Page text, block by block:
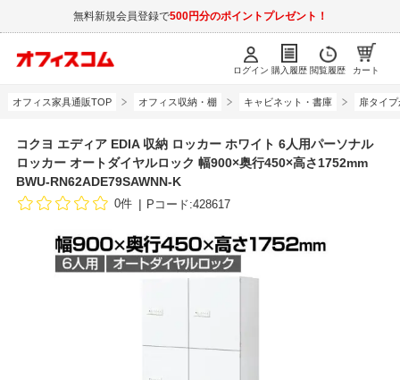
無料新規会員登録で500円分のポイントプレゼント！
ログイン 購入履歴 閲覧履歴 カート
オフィス家具通販TOP オフィス収納・棚 キャビネット・書庫 扉タイ
コクヨ エディア EDIA 収納 ロッカー ホワイト 6人用パーソナル
ロッカー オートダイヤルロック 幅900×奥行450×高さ1752mm
BWU-RN62ADE79SAWNN-K
0件 Pコード:428617